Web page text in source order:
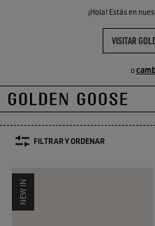
¡Hola! Estás en
VISITAR
o
Sneakers para la
SELECCIÓN
TALLA: U 34
FILTRAR Y ORDENAR
NEW IN